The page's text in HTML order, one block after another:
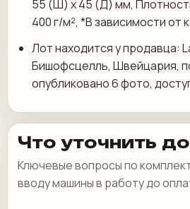
55 (Ш) x 45 (Д) мм,
400 г/м², *В зависимости от
Лот находится у продавца:
Бишофсцелль, Швейцария,
опубликовано 6 фото,
Что уточнить
Ключевые вопросы по
вводу машины в работу до